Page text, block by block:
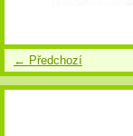
← Předchozí